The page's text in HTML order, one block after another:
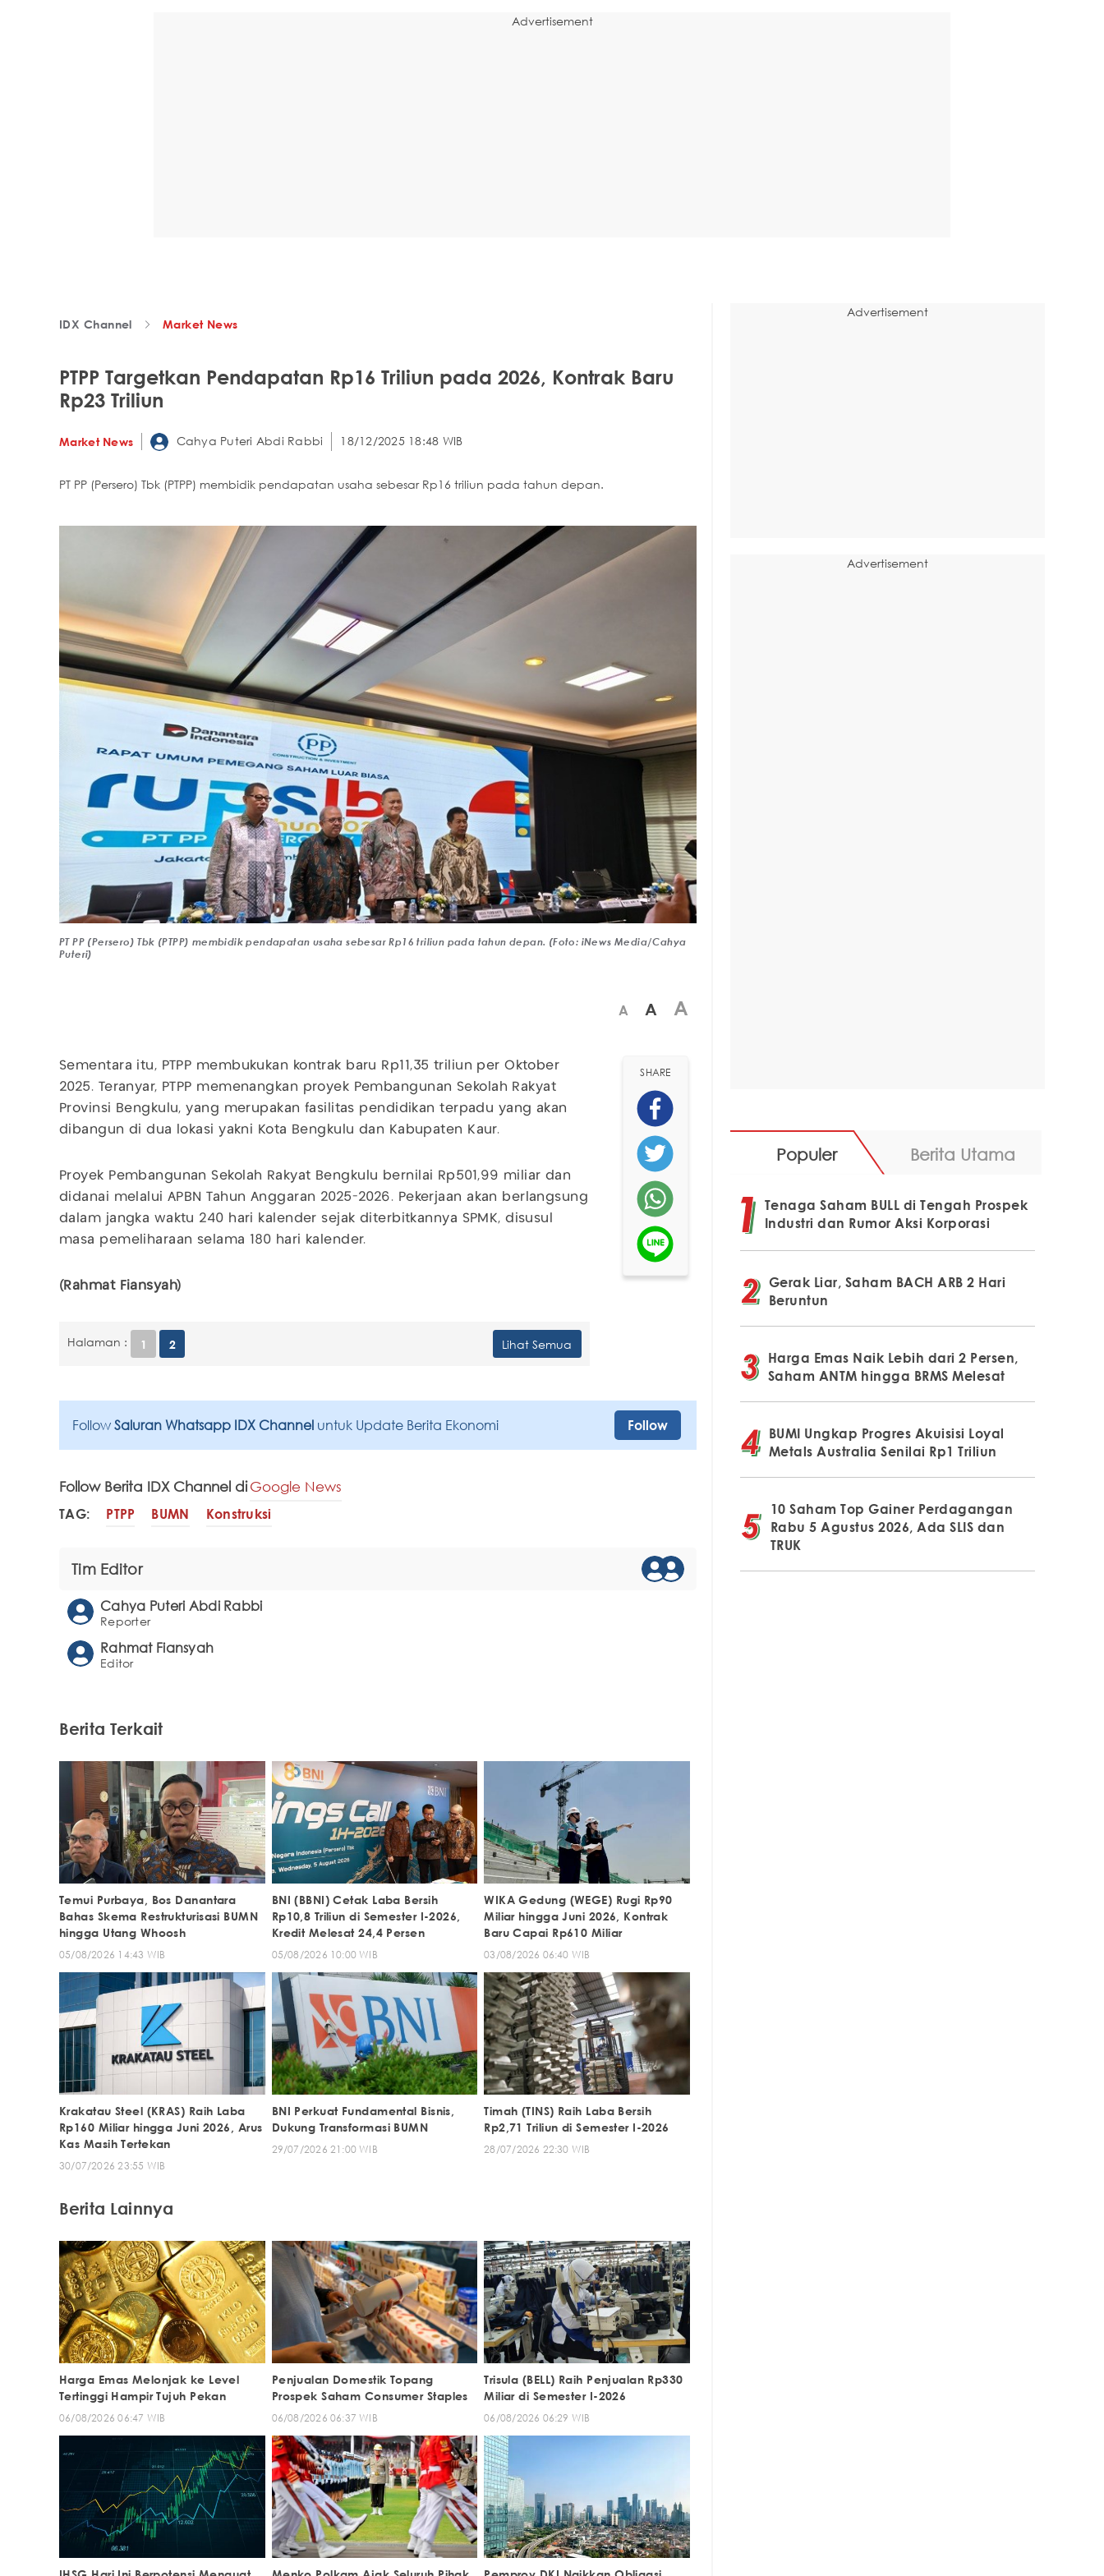
Advertisement
IDX Channel Market News
PTPP Targetkan Pendapatan Rp16 Triliun pada 2026, Kontrak Baru
Rp23 Triliun
Market News Cahya Puteri Abdi Rabbi 18/12/2025 18:48 WIB
PT PP (Persero) Tbk (PTPP) membidik pendapatan usaha sebesar Rp16 triliun pada tahun depan.
PT PP (Persero) Tbk (PTPP) membidik pendapatan usaha sebesar Rp16 triliun pada tahun depan. (Foto: iNews Media/Cahya
Puteri)
A A A
Sementara itu, PTPP membukukan kontrak baru Rp11,35 triliun per Oktober
2025. Teranyar, PTPP memenangkan proyek Pembangunan Sekolah Rakyat
Provinsi Bengkulu, yang merupakan fasilitas pendidikan terpadu yang akan
dibangun di dua lokasi yakni Kota Bengkulu dan Kabupaten Kaur.
Proyek Pembangunan Sekolah Rakyat Bengkulu bernilai Rp501,99 miliar dan
didanai melalui APBN Tahun Anggaran 2025-2026. Pekerjaan akan berlangsung
dalam jangka waktu 240 hari kalender sejak diterbitkannya SPMK, disusul
masa pemeliharaan selama 180 hari kalender.
(Rahmat Fiansyah)
Halaman : 1 2 Lihat Semua
SHARE
Follow Saluran Whatsapp IDX Channel untuk Update Berita Ekonomi Follow
Follow Berita IDX Channel diGoogle News
TAG: PTPP BUMN Konstruksi
Tim Editor
Cahya Puteri Abdi Rabbi
Reporter
Rahmat Fiansyah
Editor
Berita Terkait
Temui Purbaya, Bos Danantara
Bahas Skema Restrukturisasi BUMN
hingga Utang Whoosh
05/08/2026 14:43 WIB
BNI (BBNI) Cetak Laba Bersih
Rp10,8 Triliun di Semester I-2026,
Kredit Melesat 24,4 Persen
05/08/2026 10:00 WIB
WIKA Gedung (WEGE) Rugi Rp90
Miliar hingga Juni 2026, Kontrak
Baru Capai Rp610 Miliar
03/08/2026 06:40 WIB
Krakatau Steel (KRAS) Raih Laba
Rp160 Miliar hingga Juni 2026, Arus
Kas Masih Tertekan
30/07/2026 23:55 WIB
BNI Perkuat Fundamental Bisnis,
Dukung Transformasi BUMN
29/07/2026 21:00 WIB
Timah (TINS) Raih Laba Bersih
Rp2,71 Triliun di Semester I-2026
28/07/2026 22:30 WIB
Berita Lainnya
Harga Emas Melonjak ke Level
Tertinggi Hampir Tujuh Pekan
06/08/2026 06:47 WIB
Penjualan Domestik Topang
Prospek Saham Consumer Staples
06/08/2026 06:37 WIB
Trisula (BELL) Raih Penjualan Rp330
Miliar di Semester I-2026
06/08/2026 06:29 WIB
Advertisement
Advertisement
Populer Berita Utama
Tenaga Saham BULL di Tengah Prospek
Industri dan Rumor Aksi Korporasi
Gerak Liar, Saham BACH ARB 2 Hari
Beruntun
Harga Emas Naik Lebih dari 2 Persen,
Saham ANTM hingga BRMS Melesat
BUMI Ungkap Progres Akuisisi Loyal
Metals Australia Senilai Rp1 Triliun
10 Saham Top Gainer Perdagangan
Rabu 5 Agustus 2026, Ada SLIS dan
TRUK